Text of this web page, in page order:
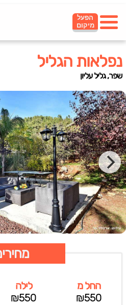
הפעל
מיקום
נפלאות הגליל
שפר, גליל עליון
החל מ
₪550
לילה
₪550